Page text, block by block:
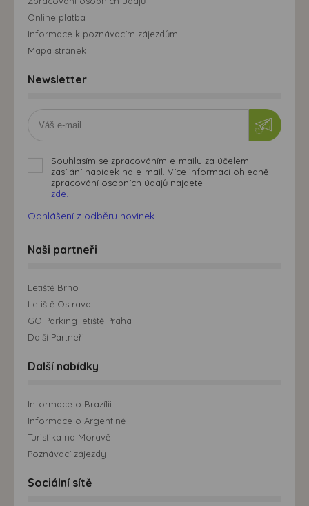
Online platba
Informace k poznávacím zájezdům
Mapa stránek
Newsletter
Souhlasím se zpracováním e-mailu za účelem
zasílání nabídek na e-mail. Více informací ohledně
zpracování osobních údajů najdete
zde.
Odhlášení z odběru novinek
Naši partneři
Letiště Brno
Letiště Ostrava
GO Parking letiště Praha
Další Partneři
Další nabídky
Informace o Brazílii
Informace o Argentině
Turistika na Moravě
Poznávací zájezdy
Sociální sítě